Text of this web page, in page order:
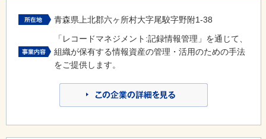
青森県上北郡六ヶ所村大字尾駮字野附1-38
「レコードマネジメント:記録情報管理」を通じて、
組織が保有する情報資産の管理・活用のための手法
をご提供します。